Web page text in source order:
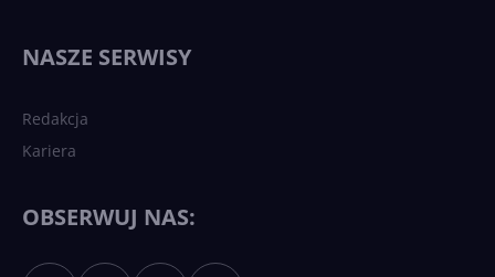
NASZE SERWISY
Redakcja
Kariera
OBSERWUJ NAS: